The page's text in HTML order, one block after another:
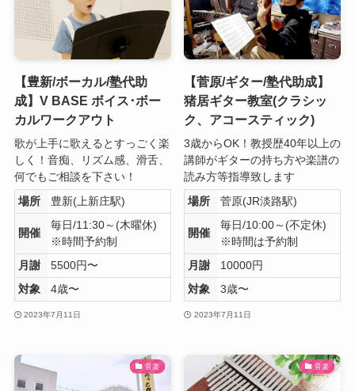
【豊新/ボーカル/塾代助
成】V BASE ボイス･ボー
カルワークアウト
歌が上手に歌えるとすっごく楽
しく！音痴、リズム感、滑舌、
何でもご相談を下さい！
場所
豊新(上新庄駅)
開催
毎日/11:30～(木曜休)
※時間予約制
月謝
5500円〜
対象
4歳〜
2023年7月11日
【菅原/ギター/塾代助成】
猪居ギター教室(クラシッ
ク、アコースティック)
3歳からOK！教授歴40年以上の
講師がギターの持ち方や楽譜の
読み方等指導致します
場所
菅原(JR淡路駅)
開催
毎日/10:00～(不定休)
※時間は予約制
月謝
10000円
対象
3歳〜
2023年7月11日
音楽 音楽